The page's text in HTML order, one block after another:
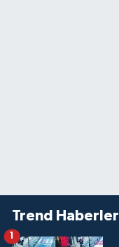
Trend Haberler
1